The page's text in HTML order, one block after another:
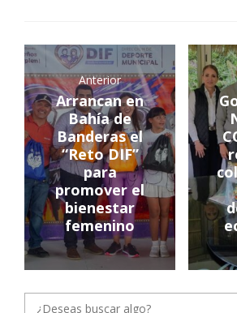
Anterior
Arrancan en
Bahía de
Banderas el
“Reto DIF”
para
promover el
bienestar
femenino